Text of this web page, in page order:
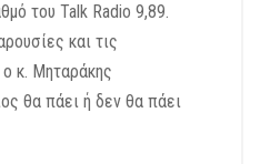
του Talk Radio 9,89.
και τις
κ. Μηταράκης
θα πάει ή δεν θα πάει